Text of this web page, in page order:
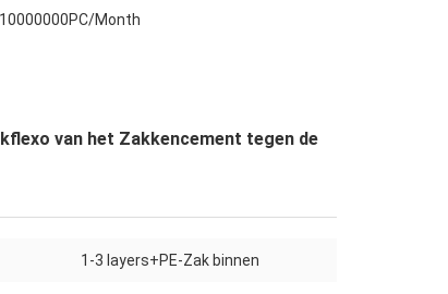
10000000PC/Month
van het Zakkencement tegen de
1-3 layers+PE-Zak binnen